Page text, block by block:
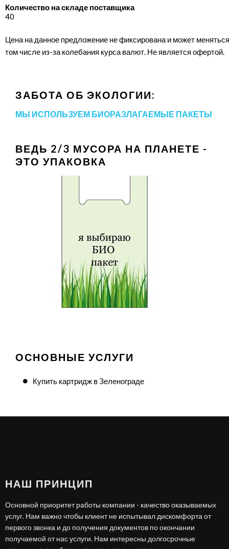
Количество на складе поставщика
40
Цена на данное предложение не фиксирована и может
том числе из-за колебания курса валют. Не является офертой.
ЗАБОТА ОБ ЭКОЛОГИИ:
МЫ ИСПОЛЬЗУЕМ БИОРАЗЛАГАЕМЫЕ ПАКЕТЫ
ВЕДЬ 2/3 МУСОРА НА ПЛАНЕТЕ -
ЭТО УПАКОВКА
ОСНОВНЫЕ УСЛУГИ
Купить картридж в Зеленограде
НАШ ПРИНЦИП
Основной приоритет работы компании - качество оказываемых
услуг. Нам важно чтобы клиент не испытывал дискомфорта от
первого звонка и до получения документов по окончании
получаемой от нас услуги. Нам интересны долгосрочные